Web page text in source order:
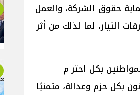
حقوق الشركة، والعمل
التيار، لما لذلك من أثر
بكل احترام
بكل حزم وعدالة، متمنيًا